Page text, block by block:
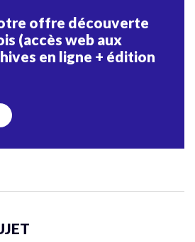
offre découverte
(accès web aux
en ligne + édition